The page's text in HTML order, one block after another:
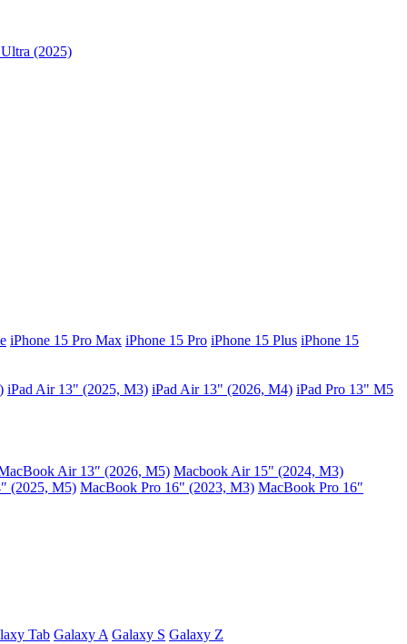
(2025)
iPhone 15 Pro Max iPhone 15 Pro iPhone 15 Plus iPhone 15
iPad Air 13" (2025, M3) iPad Air 13" (2026, M4) iPad Pro 13" M5
Air 13″ (2026, M5) Macbook Air 15" (2024, M3)
(2025, M5) MacBook Pro 16" (2023, M3) MacBook Pro 16″
Tab Galaxy A Galaxy S Galaxy Z